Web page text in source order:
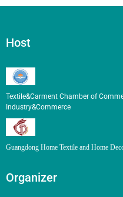
Host
Textile&Carment Chamber of
Industry&Commerce
Guangdong Home Textile and Home
Organizer